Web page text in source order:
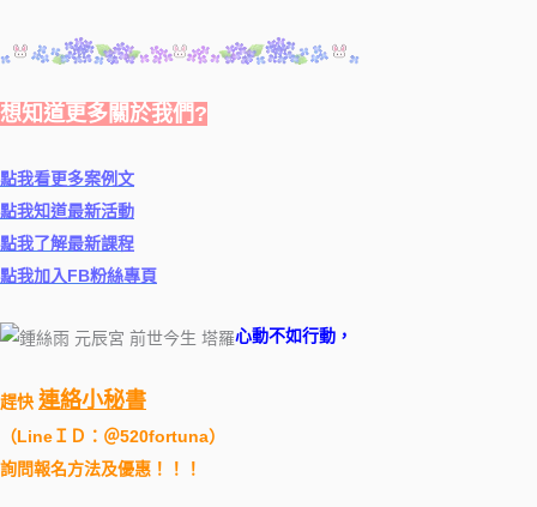
想知道更多關於我們?
點我看更多案例文
點我知道最新活動
點我了解最新課程
點我加入FB粉絲專頁
心動不如行動，
趕快 連絡小秘書
（LineＩＤ：＠520fortuna）
詢問報名方法及優惠！！！